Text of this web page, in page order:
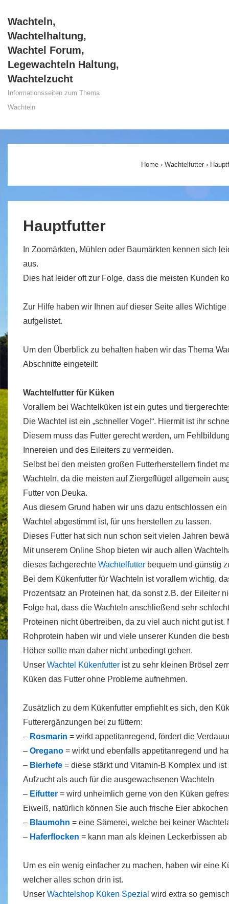
Zum
Inhalt
Wachteln,
Wachtelhaltung,
Wachtel Forum,
Legewachteln Haltung,
Wachtelzucht
Informationsseiten zum Thema
Wachteln
Home › Wachtelfutter ›
Hauptfutter
In Zoomärkten, Mühlen oder Baumärkten kennen sich
aus.
Dies hat leider oft zur Folge, dass die meisten Kunden
Zur Hilfe haben wir Ihnen auf dieser Seite alles Wichtige
aufgelistet.
Um den Überblick zu behalten haben wir das Thema
Abschnitte eingeteilt:
Wachtelfutter für Küken
Vorallem bei Wachtelküken ist ein gutes und
Die Wachtel ist ein „schneller Vogel“. Hiermit ist ihr
Diesem muss das Futter gerecht werden, um
Innereien und des Eileiters zu vermeiden.
Selbst bei den meisten großen Futterherstellern findet
Wachteln, da die meisten auf Ziergeflügel allgemein
Futter von Deuka.
Aus diesem Grund haben wir uns dazu entschlossen
Wachtel abgestimmt ist, für uns herstellen zu lassen.
Dieses Futter hat sich nun schon seit vielen Jahren
Mit unserem Online Shop bieten wir auch allen
dieses fachgerechte Wachtelfutter bequem und günstig
Bei dem Kükenfutter für Wachteln ist vorallem wichtig,
Prozentsatz an Proteinen hat, da sonst z.B. der Eileiter
Folge hat, dass die Wachteln anschließend sehr
Proteinen nicht übertreiben, da zu viel auch nicht gut
Rohprotein haben wir und viele unserer Kunden die
Höher sollte man daher nicht unbedingt gehen.
Unser Wachtel Kükenfutter ist zu sehr kleinen Brösel
Küken das Futter ohne Probleme aufnehmen.
Zusätzlich zu dem Kükenfutter empfiehlt es sich, den
Futterergänzungen bei zu füttern:
– Rosmarin = wirkt appetitanregend, fördert die
– Oregano = wirkt und ebenfalls appetitanregend und
– Bierhefe = diese stärkt und Vitamin-B Komplex und
Aufzucht als auch für die ausgewachsenen Wachteln
– Eifutter = wird unheimlich gerne von den Küken
Eiweiß, natürlich können Sie auch frische Eier
– Blaumohn = eine Sämerei, welche bei keiner
– Haferflocken = kann man als kleinen Leckerbissen
Um es ein wenig einfacher zu machen, haben wir eine
welcher alles schon drin ist.
Unser Wachtelshop Küken Spezial wird extra so